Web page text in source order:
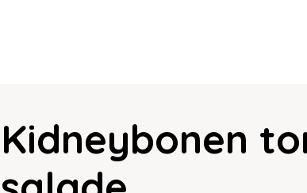
Kidneybonen